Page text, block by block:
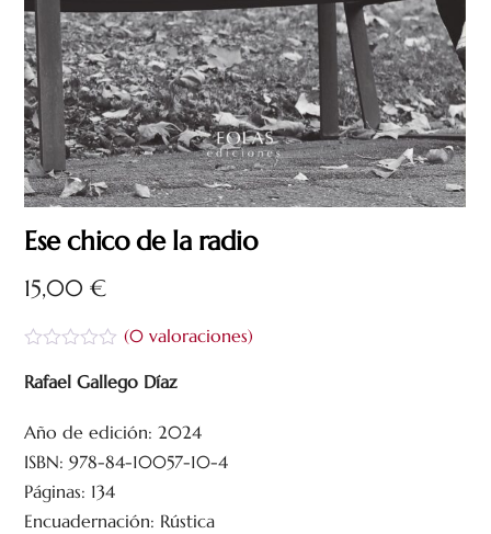
Ese chico de la radio
15,00€
a
r
d
o
c
o
(0valoraciones)
Rafael Gallego Díaz
Año de edición: 2024
ISBN: 978-84-10057-10-4
Páginas: 134
Encuadernación: Rústica